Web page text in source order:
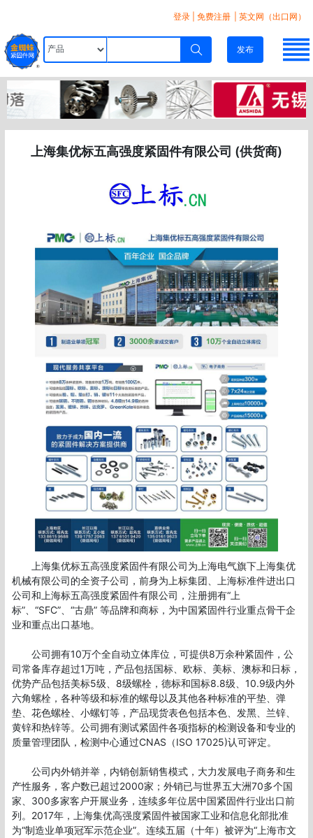
登录 免费注册 | 英文网（出口网）
发布
上海集优标五高强度紧固件有限公司 (供货商)
机械有限公司的全资子公司，前身为上标集团、上海标准件进出口
公司和上海标五高强度紧固件有限公司，注册拥有“上
标”、“SFC”、“古鼎” 等品牌和商标，为中国紧固件行业重点骨干企
业和重点出口基地。
司常备库存超过1万吨，产品包括国标、欧标、美标、澳标和日标，
优势产品包括美标5级、8级螺栓，德标和国标8.8级、10.9级内外
六角螺栓，各种等级和标准的螺母以及其他各种标准的平垫、弹
垫、花色螺栓、小螺钉等，产品现货表色包括本色、发黑、兰锌、
黄锌和热锌等。公司拥有测试紧固件各项指标的检测设备和专业的
质量管理团队，检测中心通过CNAS（ISO 17025)认可评定。
产性服务，客户数已超过2000家；外销已与世界五大洲70多个国
家、300多家客户开展业务，连续多年位居中国紧固件行业出口前
列。2017年，上海集优高强度紧固件被国家工业和信息化部批准
为“制造业单项冠军示范企业”。连续五届（十年）被评为“上海市文